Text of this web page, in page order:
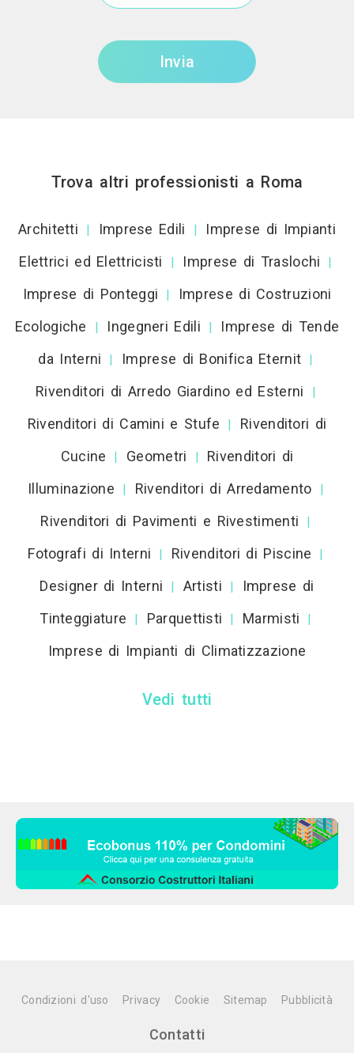
Invia
Trova altri professionisti a Roma
Architetti | Imprese Edili |
Imprese di Impianti
Elettrici ed Elettricisti
| Imprese di Traslochi |
Imprese di Ponteggi |
Imprese di Costruzioni
Ecologiche
| Ingegneri Edili |
Imprese di Tende
da Interni
| Imprese di Bonifica Eternit |
Rivenditori di Arredo Giardino ed Esterni |
Rivenditori di Camini e Stufe |
Rivenditori di
Cucine
| Geometri |
Rivenditori di
Illuminazione
| Rivenditori di Arredamento |
Rivenditori di Pavimenti e Rivestimenti |
Fotografi di Interni | Rivenditori di Piscine |
Designer di Interni | Artisti |
Imprese di
Tinteggiature
| Parquettisti | Marmisti |
Imprese di Impianti di Climatizzazione
Vedi tutti
Condizioni d'uso Privacy Cookie Sitemap Pubblicità
Contatti